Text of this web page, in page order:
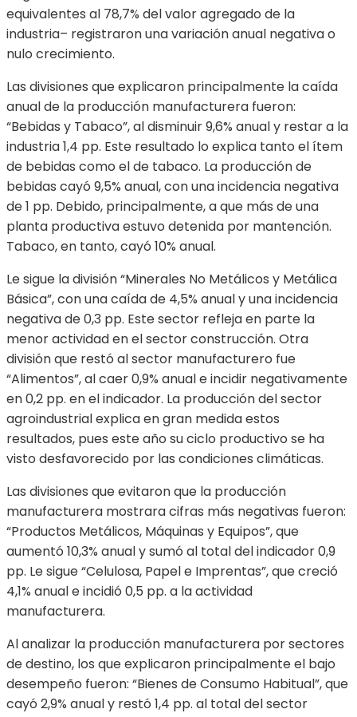
equivalentes al 78,7% del valor agregado de la
industria– registraron una variación anual negativa o
nulo crecimiento.
Las divisiones que explicaron principalmente la caída
anual de la producción manufacturera fueron:
“Bebidas y Tabaco”, al disminuir 9,6% anual y restar a la
industria 1,4 pp. Este resultado lo explica tanto el ítem
de bebidas como el de tabaco. La producción de
bebidas cayó 9,5% anual, con una incidencia negativa
de 1 pp. Debido, principalmente, a que más de una
planta productiva estuvo detenida por mantención.
Tabaco, en tanto, cayó 10% anual.
Le sigue la división “Minerales No Metálicos y Metálica
Básica”, con una caída de 4,5% anual y una incidencia
negativa de 0,3 pp. Este sector refleja en parte la
menor actividad en el sector construcción. Otra
división que restó al sector manufacturero fue
“Alimentos”, al caer 0,9% anual e incidir negativamente
en 0,2 pp. en el indicador. La producción del sector
agroindustrial explica en gran medida estos
resultados, pues este año su ciclo productivo se ha
visto desfavorecido por las condiciones climáticas.
Las divisiones que evitaron que la producción
manufacturera mostrara cifras más negativas fueron:
“Productos Metálicos, Máquinas y Equipos”, que
aumentó 10,3% anual y sumó al total del indicador 0,9
pp. Le sigue “Celulosa, Papel e Imprentas”, que creció
4,1% anual e incidió 0,5 pp. a la actividad
manufacturera.
Al analizar la producción manufacturera por sectores
de destino, los que explicaron principalmente el bajo
desempeño fueron: “Bienes de Consumo Habitual”, que
cayó 2,9% anual y restó 1,4 pp. al total del sector